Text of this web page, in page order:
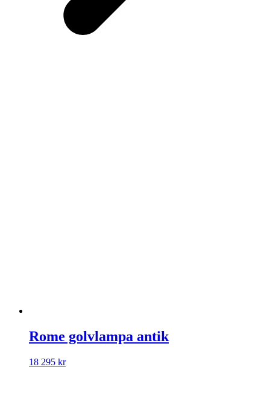
Rome golvlampa antik
18 295 kr